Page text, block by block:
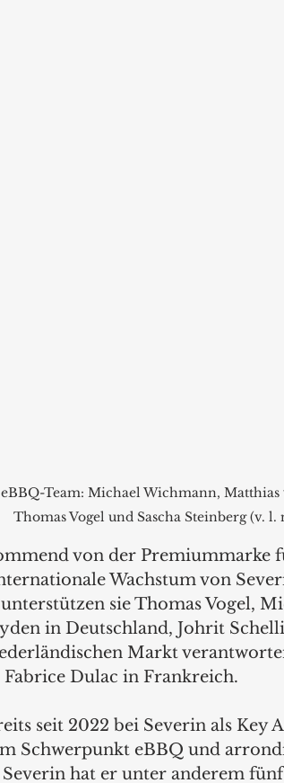
Team: Michael Wichmann,
Thomas Vogel und Sascha Steinberg (v. l.
von der Premiummarke
Wachstum von
sie Thomas Vogel,
in Deutschland, Johrit
Markt
Dulac in Frankreich.
seit 2022 bei Severin als Key
Schwerpunkt eBBQ und
hat er unter anderem